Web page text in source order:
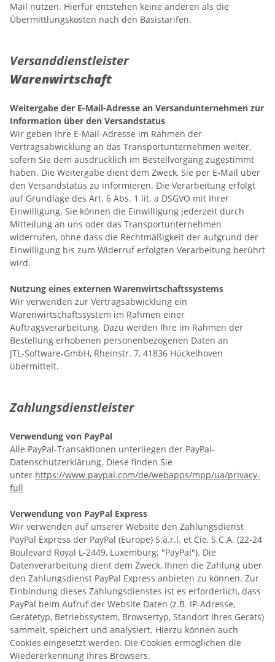
Mail nutzen. Hierfür entstehen keine anderen als die
Übermittlungskosten nach den Basistarifen.
Versanddienstleister
Warenwirtschaft
Weitergabe der E-Mail-Adresse an Versandunternehmen zur
Information über den Versandstatus
Wir geben Ihre E-Mail-Adresse im Rahmen der
Vertragsabwicklung an das Transportunternehmen weiter,
sofern Sie dem ausdrücklich im Bestellvorgang zugestimmt
haben. Die Weitergabe dient dem Zweck, Sie per E-Mail über
den Versandstatus zu informieren. Die Verarbeitung erfolgt
auf Grundlage des Art. 6 Abs. 1 lit. a DSGVO mit Ihrer
Einwilligung. Sie können die Einwilligung jederzeit durch
Mitteilung an uns oder das Transportunternehmen
widerrufen, ohne dass die Rechtmäßigkeit der aufgrund der
Einwilligung bis zum Widerruf erfolgten Verarbeitung berührt
wird.
Nutzung eines externen Warenwirtschaftssystems
Wir verwenden zur Vertragsabwicklung ein
Warenwirtschaftssystem im Rahmen einer
Auftragsverarbeitung. Dazu werden Ihre im Rahmen der
Bestellung erhobenen personenbezogenen Daten an
JTL-Software-GmbH, Rheinstr. 7, 41836 Hückelhoven
übermittelt.
Zahlungsdienstleister
Verwendung von PayPal
Alle PayPal-Transaktionen unterliegen der PayPal-
Datenschutzerklärung. Diese finden Sie
unter https://www.paypal.com/de/webapps/mpp/ua/privacy-
full
Verwendung von PayPal Express
Wir verwenden auf unserer Website den Zahlungsdienst
PayPal Express der PayPal (Europe) S.à.r.l. et Cie, S.C.A. (22-24
Boulevard Royal L-2449, Luxemburg; "PayPal"). Die
Datenverarbeitung dient dem Zweck, Ihnen die Zahlung über
den Zahlungsdienst PayPal Express anbieten zu können. Zur
Einbindung dieses Zahlungsdienstes ist es erforderlich, dass
PayPal beim Aufruf der Website Daten (z.B. IP-Adresse,
Gerätetyp, Betriebssystem, Browsertyp, Standort Ihres Geräts)
sammelt, speichert und analysiert. Hierzu können auch
Cookies eingesetzt werden. Die Cookies ermöglichen die
Wiedererkennung Ihres Browsers.